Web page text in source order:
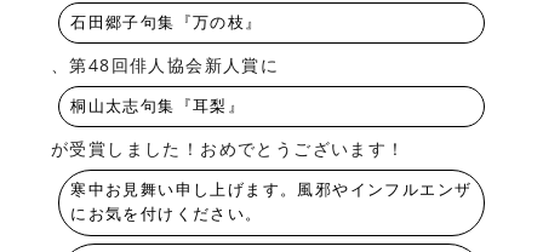
石田郷子句集『万の枝』
、第48回俳人協会新人賞に
桐山太志句集『耳梨』
が受賞しました！おめでとうございます！
寒中お見舞い申し上げます。風邪やインフルエンザ
にお気を付けください。